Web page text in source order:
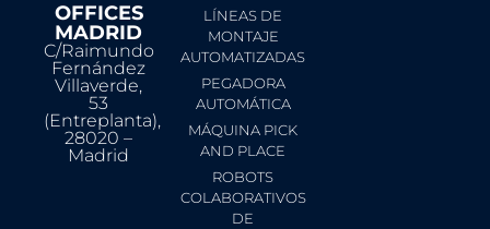
OFFICES
MADRID
C/Raimundo
Fernández
Villaverde,
53
(Entreplanta),
28020 –
Madrid
LÍNEAS DE
MONTAJE
AUTOMATIZADAS
PEGADORA
AUTOMÁTICA
MÁQUINA PICK
AND PLACE
ROBOTS
COLABORATIVOS
DE